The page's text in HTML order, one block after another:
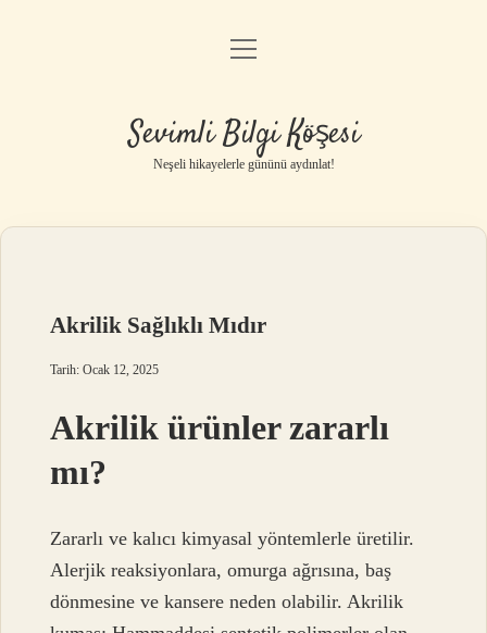
Anasayfa
Yasal Uyarı
menüyü
Sevimli Bilgi Köşesi
Neşeli hikayelerle gününü aydınlat!
Akrilik Sağlıklı Mıdır
Tarih: Ocak 12, 2025
Akrilik ürünler zararlı
mı?
Zararlı ve kalıcı kimyasal yöntemlerle üretilir.
Alerjik reaksiyonlara, omurga ağrısına, baş
dönmesine ve kansere neden olabilir. Akrilik